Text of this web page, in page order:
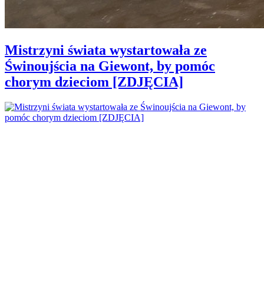
Mistrzyni świata wystartowała ze
Świnoujścia na Giewont, by pomóc
chorym dzieciom [ZDJĘCIA]